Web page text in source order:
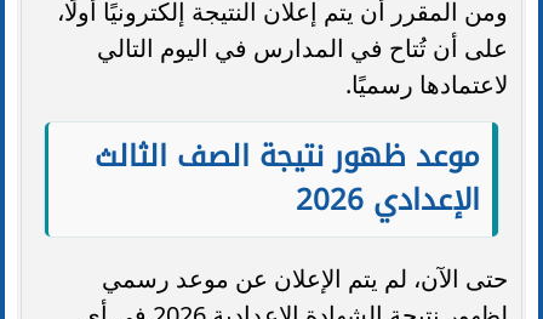
ومن المقرر أن يتم إعلان النتيجة إلكترونيًا أولًا،
على أن تُتاح في المدارس في اليوم التالي
لاعتمادها رسميًا.
موعد ظهور نتيجة الصف الثالث
الإعدادي 2026
حتى الآن، لم يتم الإعلان عن موعد رسمي